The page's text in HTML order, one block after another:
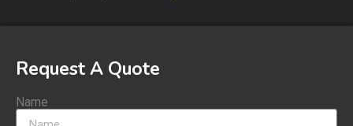
Request A Quote
Name